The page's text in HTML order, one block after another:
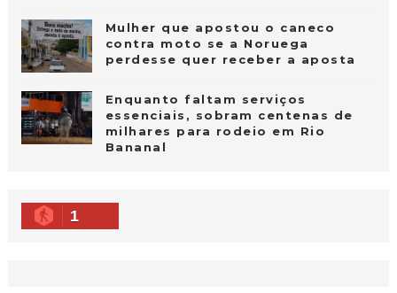
Mulher que apostou o caneco
contra moto se a Noruega
perdesse quer receber a aposta
Enquanto faltam serviços
essenciais, sobram centenas de
milhares para rodeio em Rio
Bananal
1